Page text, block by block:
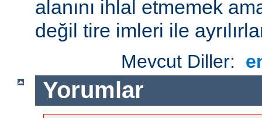
alanını ihlal etmemek
değil tire imleri ile
Mevcut Diller:
Yorumlar